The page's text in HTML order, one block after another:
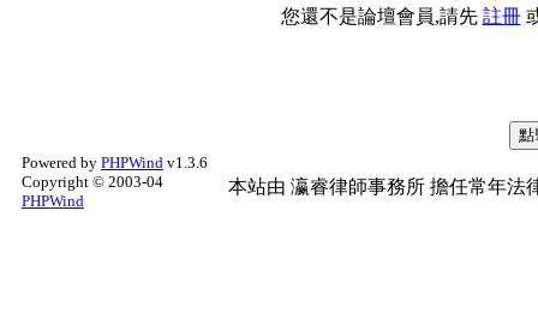
您還不是論壇會員,請先 註冊
Powered by PHPWind v1.3.6
Copyright © 2003-04
PHPWind
本站由 瀛睿律師事務所 擔任常年法